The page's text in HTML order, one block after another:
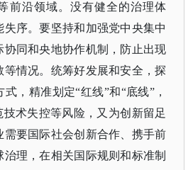
前沿领域。没有健全的治理体
失序。要坚持和加强党中央集中
协同和央地协作机制，防止出现
情况。统筹好发展和安全，探
式，精准划定“红线”和“底线”，
技术失控等风险，又为创新留足
需要国际社会创新合作、携手前
理，在相关国际规则和标准制